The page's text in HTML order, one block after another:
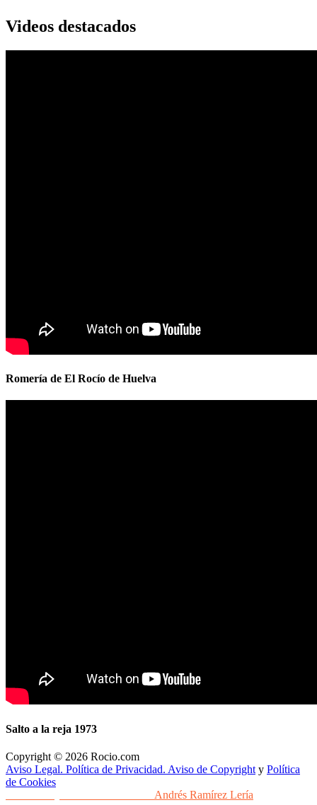
Videos destacados
Romería de El Rocío de Huelva
Salto a la reja 1973
Copyright © 2026 Rocio.com
Aviso Legal. Política de Privacidad. Aviso de Copyright y Política
de Cookies
Andrés Ramírez Lería